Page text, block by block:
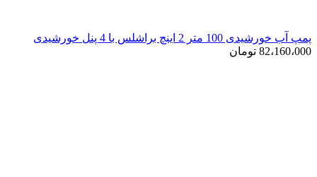
پمپ آب خورشیدی 100 متر 2 اینچ براشلس با 4 پنل خورشیدی
82،160،000 تومان